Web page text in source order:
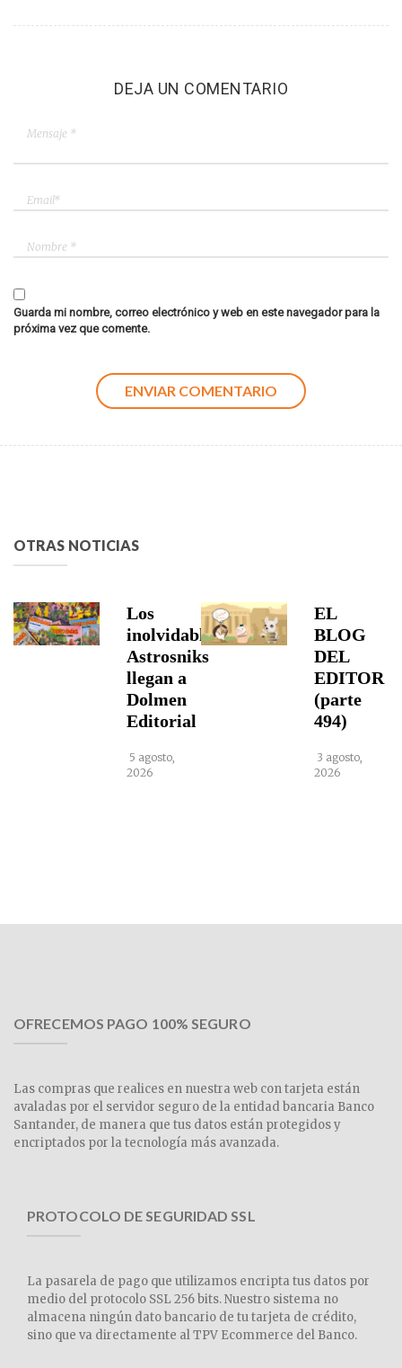
DEJA UN COMENTARIO
Guarda mi nombre, correo electrónico y web en este navegador para la
próxima vez que comente.
OTRAS NOTICIAS
Los
inolvidables
Astrosniks
llegan a
Dolmen
Editorial
5 agosto,
2026
EL
BLOG
DEL
EDITOR
(parte
494)
3 agosto,
2026
OFRECEMOS PAGO 100% SEGURO
Las compras que realices en nuestra web con tarjeta están
avaladas por el servidor seguro de la entidad bancaria Banco
Santander, de manera que tus datos están protegidos y
encriptados por la tecnología más avanzada.
PROTOCOLO DE SEGURIDAD SSL
La pasarela de pago que utilizamos encripta tus datos por
medio del protocolo SSL 256 bits. Nuestro sistema no
almacena ningún dato bancario de tu tarjeta de crédito,
sino que va directamente al TPV Ecommerce del Banco.